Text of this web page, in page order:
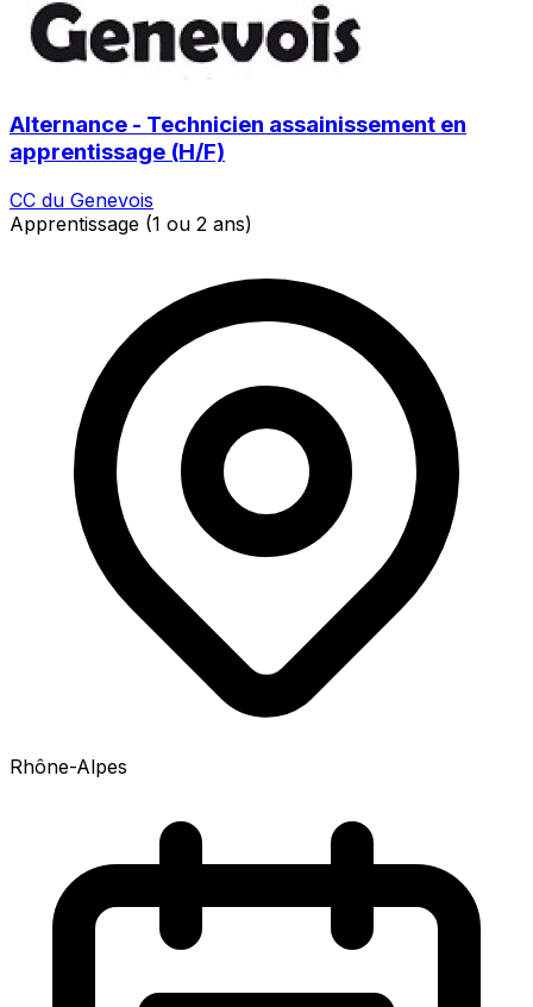
Alternance - Technicien assainissement en
apprentissage (H/F)
CC du Genevois
Apprentissage (1 ou 2 ans)
Rhône-Alpes